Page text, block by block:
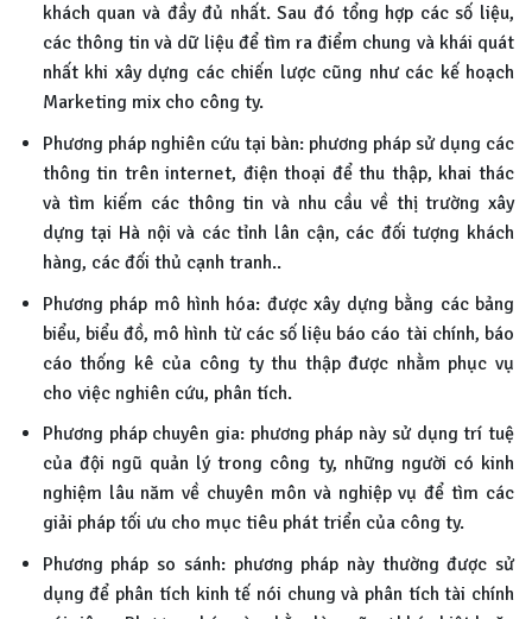
khách quan và đầy đủ nhất. Sau đó tổng hợp các số liệu,
các thông tin và dữ liệu để tìm ra điểm chung và khái quát
nhất khi xây dựng các chiến lược cũng như các kế hoạch
Marketing mix cho công ty.
Phương pháp nghiên cứu tại bàn: phương pháp sử dụng các
thông tin trên internet, điện thoại để thu thập, khai thác
và tìm kiếm các thông tin và nhu cầu về thị trường xây
dựng tại Hà nội và các tỉnh lân cận, các đối tượng khách
hàng, các đối thủ cạnh tranh..
Phương pháp mô hình hóa: được xây dựng bằng các bảng
biểu, biểu đồ, mô hình từ các số liệu báo cáo tài chính, báo
cáo thống kê của công ty thu thập được nhằm phục vụ
cho việc nghiên cứu, phân tích.
Phương pháp chuyên gia: phương pháp này sử dụng trí tuệ
của đội ngũ quản lý trong công ty, những người có kinh
nghiệm lâu năm về chuyên môn và nghiệp vụ để tìm các
giải pháp tối ưu cho mục tiêu phát triển của công ty.
Phương pháp so sánh: phương pháp này thường được sử
dụng để phân tích kinh tế nói chung và phân tích tài chính